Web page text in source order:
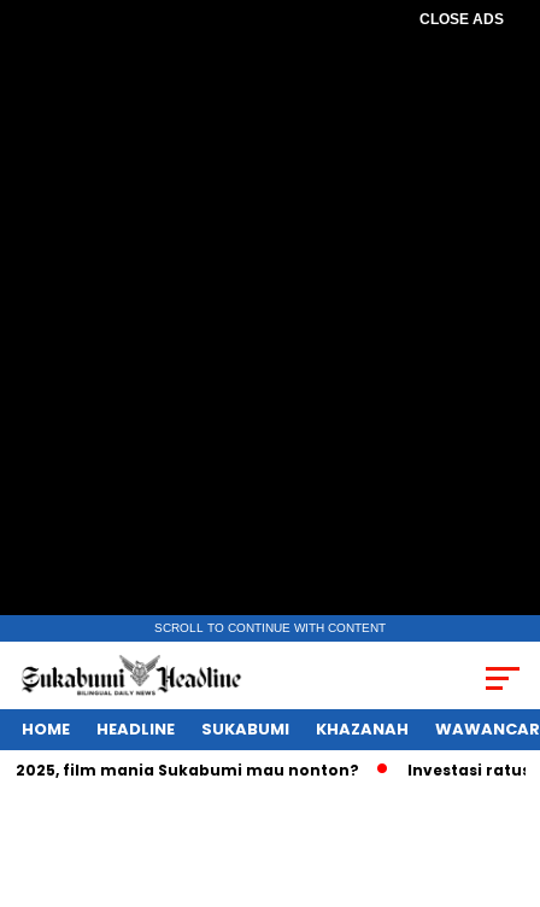
CLOSE ADS
SCROLL TO CONTINUE WITH CONTENT
HOME HEADLINE SUKABUMI KHAZANAH
film mania Sukabumi mau nonton? Investasi ratusan